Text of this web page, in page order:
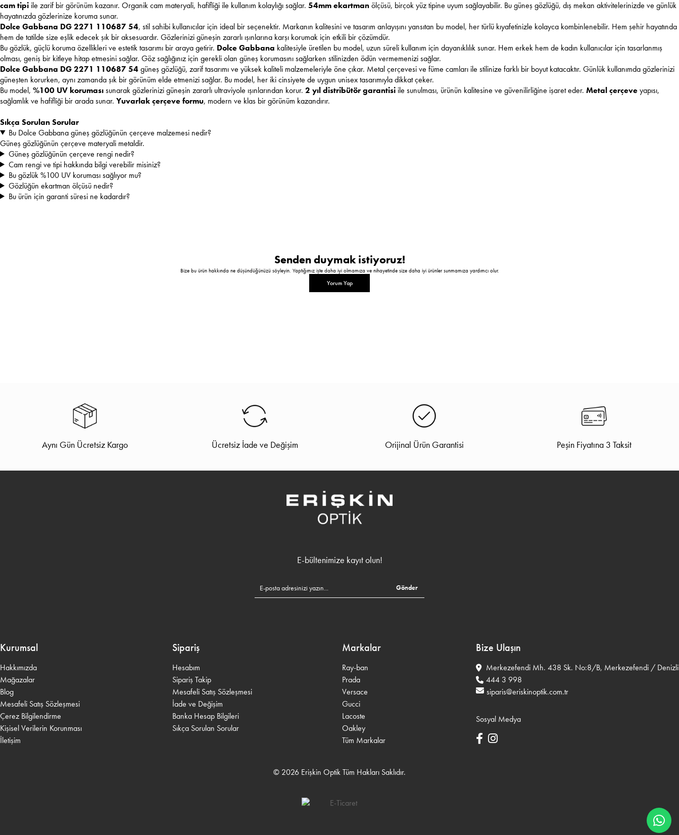
cam tipi ile zarif bir görünüm kazanır. Organik cam materyali, hafifliği ile kullanım kolaylığı sağlar. 54mm ekartmanölçüsü, birçok yüz tipine uyum sağlayabilir. Bu güneş gözlüğü, dış mekan aktivitelerinizde ve günlük
hayatınızda gözlerinize koruma sunar.
Dolce Gabbana DG 2271 110687 54, stil sahibi kullanıcılar için ideal bir seçenektir. Markanın kalitesini ve tasarım anlayışını yansıtan bu model, her türlü kıyafetinizle kolayca kombinlenebilir. Hem şehir hayatında
hem de tatilde size eşlik edecek şık bir aksesuardır. Gözlerinizi güneşin zararlı ışınlarına karşı korumak için etkili bir çözümdür.
Bu gözlük, güçlü koruma özellikleri ve estetik tasarımı bir araya getirir. Dolce Gabbana kalitesiyle üretilen bu model, uzun süreli kullanım için dayanıklılık sunar. Hem erkek hem de kadın kullanıcılar için tasarlanmış
olması, geniş bir kitleye hitap etmesini sağlar. Göz sağlığınız için gerekli olan güneş korumasını sağlarken stilinizden ödün vermemenizi sağlar.
Dolce Gabbana DG 2271 110687 54güneş gözlüğü, zarif tasarımı ve yüksek kaliteli malzemeleriyle öne çıkar. Metal çerçevesi ve füme camları ile stilinize farklı bir boyut katacaktır. Günlük kullanımda gözlerinizi
güneşten korurken, aynı zamanda şık bir görünüm elde etmenizi sağlar. Bu model, her iki cinsiyete de uygun unisex tasarımıyla dikkat çeker.
Bu model, %100 UV korumasısunarak gözlerinizi güneşin zararlı ultraviyole ışınlarından korur. 2 yıl distribütör garantisi ile sunulması, ürünün kalitesine ve güvenilirliğine işaret eder. Metal çerçeveyapısı,
sağlamlık ve hafifliği bir arada sunar. Yuvarlak çerçeve formu, modern ve klas bir görünüm kazandırır.
Sıkça Sorulan Sorular
Bu Dolce Gabbana güneş gözlüğünün çerçeve malzemesi nedir?
Güneş gözlüğünün çerçeve materyali metaldir.
Güneş gözlüğünün çerçeve rengi nedir?
Cam rengi ve tipi hakkında bilgi verebilir misiniz?
Bu gözlük %100 UV koruması sağlıyor mu?
Gözlüğün ekartman ölçüsü nedir?
Bu ürün için garanti süresi ne kadardır?
Senden duymak istiyoruz!
Bize bu ürün hakkında ne düşündüğünüzü söyleyin. Yaptığımız işte daha iyi olmamıza ve nihayetinde size daha iyi ürünler sunmamıza yardımcı olur.
Yorum Yap
Aynı Gün Ücretsiz Kargo Ücretsiz İade ve Değişim Orijinal Ürün Garantisi Peşin Fiyatına 3 Taksit
E-bültenimize kayıt olun!
Gönder
Kurumsal
Hakkımızda
Mağazalar
Blog
Mesafeli Satış Sözleşmesi
Çerez Bilgilendirme
Kişisel Verilerin Korunması
İletişim
Sipariş
Hesabım
Sipariş Takip
Mesafeli Satış Sözleşmesi
İade ve Değişim
Banka Hesap Bilgileri
Sıkça Sorulan Sorular
Markalar
Ray-ban
Prada
Versace
Gucci
Lacoste
Oakley
Tüm Markalar
Bize Ulaşın
Merkezefendi Mh. 438 Sk. No:8/B, Merkezefendi / Denizli
444 3 998
siparis@eriskinoptik.com.tr
Sosyal Medya
© 2026 Erişkin Optik Tüm Hakları Saklıdır.